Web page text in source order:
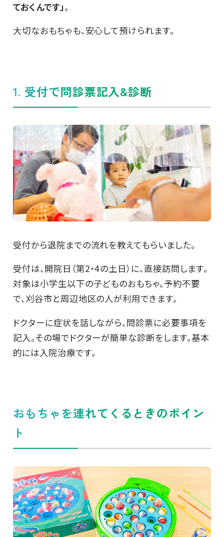
ておくんです」。
大切なおもちゃも、安心して預けられます。
1. 受付で問診票記入&診断
受付から退院までの流れを教えてもらいました。
受付は、開院日（第2・4の土日）に、直接訪問します。
対象は小学生以下の子どものおもちゃ。予約不要
で、刈谷市と周辺地区の人が利用できます。
ドクターに症状を話しながら、問診票に必要事項を
記入。その場でドクターが簡単な診断をします。基本
的には入院治療です。
おもちゃを連れてくるときのポイン
ト